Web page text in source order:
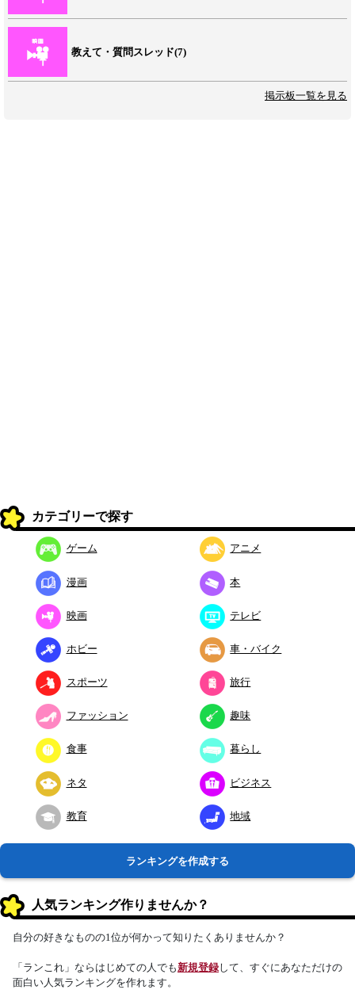
教えて・質問スレッド(7)
掲示板一覧を見る
カテゴリーで探す
ゲーム アニメ
漫画 本
映画 テレビ
ホビー 車・バイク
スポーツ 旅行
ファッション 趣味
食事 暮らし
ネタ ビジネス
教育 地域
ランキングを作成する
人気ランキング作りませんか？
自分の好きなものの1位が何かって知りたくありませんか？
「ランこれ」ならはじめての人でも新規登録して、すぐにあなただけの
面白い人気ランキングを作れます。